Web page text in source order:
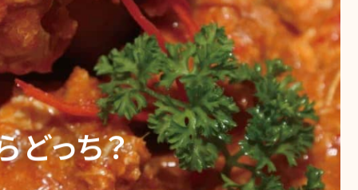
どっち？